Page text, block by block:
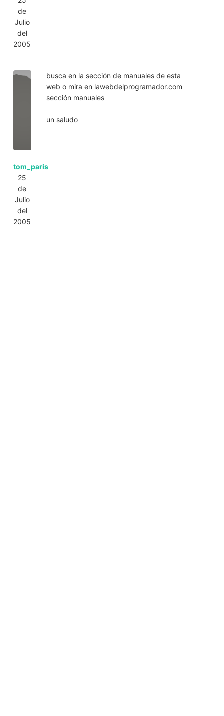
de
Julio
del
2005
tom_paris
25
de
Julio
del
2005
busca en la sección de manuales de esta
web o mira en lawebdelprogramador.com
sección manuales
un saludo